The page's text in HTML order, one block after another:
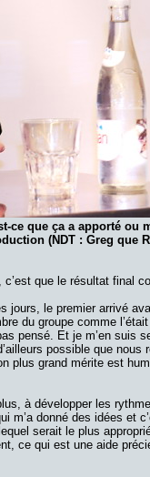
ce que ça a apporté ou
(NDT : Greg que
que le résultat final
jours, le premier arrivé
du groupe comme
pensé. Et je m’en suis
possible que nous
plus grand mérite est
à développer les
donné des idées et
serait le plus
ce qui est une aide